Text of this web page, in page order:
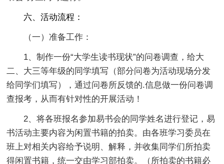
六、活动流程：
（一）准备工作：
1、制作一份“大学生读书现状”的问卷调查，给大
二、大三等年级的同学填写（部分问卷为活动现场分发
给同学们填写），通过问卷所反馈的.信息做一份问卷调
查报考，从而有针对性的开展活动！
2、将各班报名参加易书会的同学姓名进行登记，易
书活动主要内容为闲置书籍的拍卖。由各班学习委员在
班上对相关内容给予说明、解释，并收集同学们所拍卖
得闲置书籍，统一交由学习部拍卖。（所拍卖的书籍必